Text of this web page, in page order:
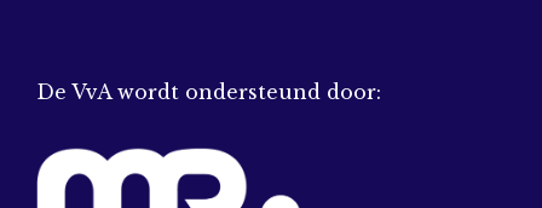
De VvA wordt ondersteund door: